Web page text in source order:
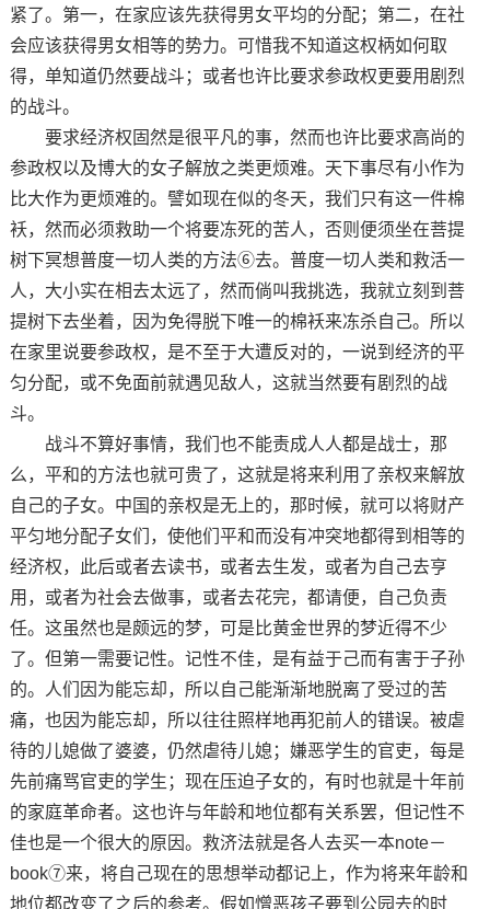
紧了。第一，在家应该先获得男女平均的分配；第二，在社
会应该获得男女相等的势力。可惜我不知道这权柄如何取
得，单知道仍然要战斗；或者也许比要求参政权更要用剧烈
的战斗。
要求经济权固然是很平凡的事，然而也许比要求高尚的
参政权以及博大的女子解放之类更烦难。天下事尽有小作为
比大作为更烦难的。譬如现在似的冬天，我们只有这一件棉
袄，然而必须救助一个将要冻死的苦人，否则便须坐在菩提
树下冥想普度一切人类的方法⑥去。普度一切人类和救活一
人，大小实在相去太远了，然而倘叫我挑选，我就立刻到菩
提树下去坐着，因为免得脱下唯一的棉袄来冻杀自己。所以
在家里说要参政权，是不至于大遭反对的，一说到经济的平
匀分配，或不免面前就遇见敌人，这就当然要有剧烈的战
斗。
战斗不算好事情，我们也不能责成人人都是战士，那
么，平和的方法也就可贵了，这就是将来利用了亲权来解放
自己的子女。中国的亲权是无上的，那时候，就可以将财产
平匀地分配子女们，使他们平和而没有冲突地都得到相等的
经济权，此后或者去读书，或者去生发，或者为自己去亨
用，或者为社会去做事，或者去花完，都请便，自己负责
任。这虽然也是颇远的梦，可是比黄金世界的梦近得不少
了。但第一需要记性。记性不佳，是有益于己而有害于子孙
的。人们因为能忘却，所以自己能渐渐地脱离了受过的苦
痛，也因为能忘却，所以往往照样地再犯前人的错误。被虐
待的儿媳做了婆婆，仍然虐待儿媳；嫌恶学生的官吏，每是
先前痛骂官吏的学生；现在压迫子女的，有时也就是十年前
的家庭革命者。这也许与年龄和地位都有关系罢，但记性不
佳也是一个很大的原因。救济法就是各人去买一本note－
book⑦来，将自己现在的思想举动都记上，作为将来年龄和
地位都改变了之后的参考。假如憎恶孩子要到公园去的时